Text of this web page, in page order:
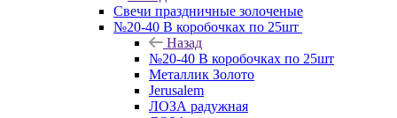
Свечи праздничные золоченые
№20-40 В коробочках по 25шт
Назад
№20-40 В коробочках по 25шт
Металлик Золото
Jerusalem
ЛОЗА радужная